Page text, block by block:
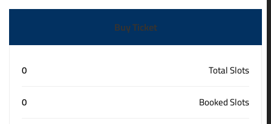
Buy Ticket
Total Slots
0
Booked Slots
0